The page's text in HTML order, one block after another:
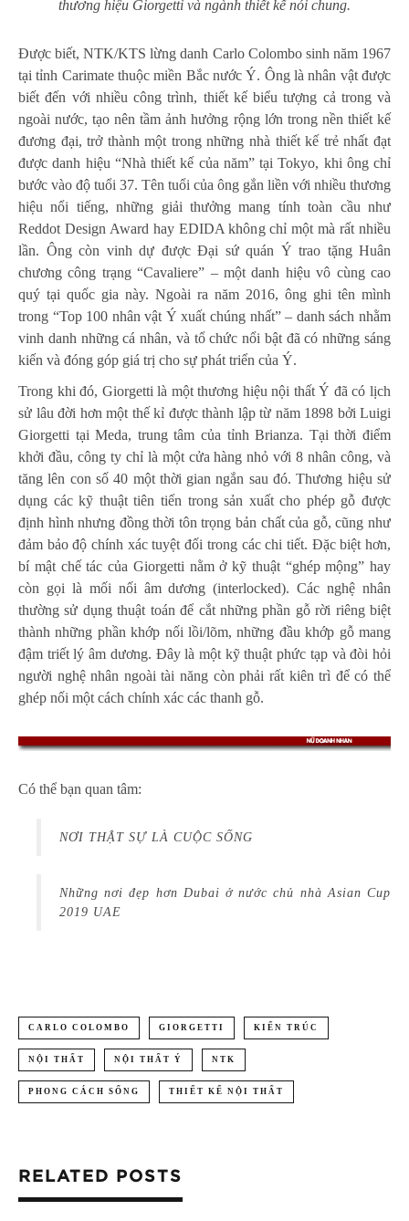
thương hiệu Giorgetti và ngành thiết kế nói chung.
Được biết, NTK/KTS lừng danh Carlo Colombo sinh năm 1967
tại tỉnh Carimate thuộc miền Bắc nước Ý. Ông là nhân vật được
biết đến với nhiều công trình, thiết kế biểu tượng cả trong và
ngoài nước, tạo nên tầm ảnh hưởng rộng lớn trong nền thiết kế
đương đại, trở thành một trong những nhà thiết kế trẻ nhất đạt
được danh hiệu “Nhà thiết kế của năm” tại Tokyo, khi ông chỉ
bước vào độ tuổi 37. Tên tuổi của ông gắn liền với nhiều thương
hiệu nổi tiếng, những giải thưởng mang tính toàn cầu như
Reddot Design Award hay EDIDA không chỉ một mà rất nhiều
lần. Ông còn vinh dự được Đại sứ quán Ý trao tặng Huân
chương công trạng “Cavaliere” – một danh hiệu vô cùng cao
quý tại quốc gia này. Ngoài ra năm 2016, ông ghi tên mình
trong “Top 100 nhân vật Ý xuất chúng nhất” – danh sách nhằm
vinh danh những cá nhân, và tổ chức nổi bật đã có những sáng
kiến và đóng góp giá trị cho sự phát triển của Ý.
Trong khi đó, Giorgetti là một thương hiệu nội thất Ý đã có lịch
sử lâu đời hơn một thế kỉ được thành lập từ năm 1898 bởi Luigi
Giorgetti tại Meda, trung tâm của tỉnh Brianza. Tại thời điểm
khởi đầu, công ty chỉ là một cửa hàng nhỏ với 8 nhân công, và
tăng lên con số 40 một thời gian ngắn sau đó. Thương hiệu sử
dụng các kỹ thuật tiên tiến trong sản xuất cho phép gỗ được
định hình nhưng đồng thời tôn trọng bản chất của gỗ, cũng như
đảm bảo độ chính xác tuyệt đối trong các chi tiết. Đặc biệt hơn,
bí mật chế tác của Giorgetti nằm ở kỹ thuật “ghép mộng” hay
còn gọi là mối nối âm dương (interlocked). Các nghệ nhân
thường sử dụng thuật toán để cắt những phần gỗ rời riêng biệt
thành những phần khớp nối lồi/lõm, những đầu khớp gỗ mang
đậm triết lý âm dương. Đây là một kỹ thuật phức tạp và đòi hỏi
người nghệ nhân ngoài tài năng còn phải rất kiên trì để có thể
ghép nối một cách chính xác các thanh gỗ.
Có thể bạn quan tâm:
NƠI THẬT SỰ LÀ CUỘC SỐNG
Những nơi đẹp hơn Dubai ở nước chủ nhà Asian Cup
2019 UAE
CARLO COLOMBO GIORGETTI KIẾN TRÚC
NỘI THẤT NỘI THẤT Ý NTK
PHONG CÁCH SỐNG THIẾT KẾ NỘI THẤT
RELATED POSTS